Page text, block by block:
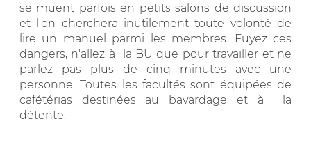
se muent parfois en petits salons de discussion
et l'on cherchera inutilement toute volonté de
lire un manuel parmi les membres. Fuyez ces
dangers, n'allez à la BU que pour travailler et ne
parlez pas plus de cinq minutes avec une
personne. Toutes les facultés sont équipées de
cafétérias destinées au bavardage et à la
détente.